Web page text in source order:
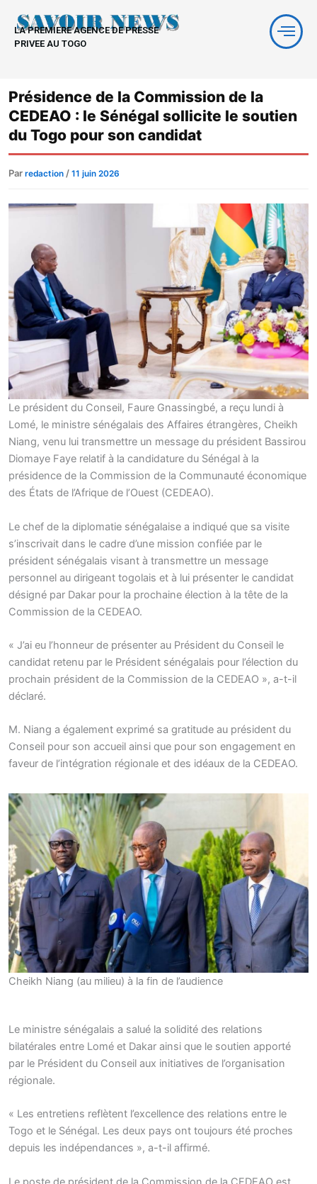
contenu
LA PREMIERE AGENCE DE PRESSE
PRIVEE AU TOGO
Présidence de la Commission de la
CEDEAO : le Sénégal sollicite le soutien
du Togo pour son candidat
Par redaction / 11 juin 2026
Le président du Conseil, Faure Gnassingbé, a reçu lundi à
Lomé, le ministre sénégalais des Affaires étrangères, Cheikh
Niang, venu lui transmettre un message du président Bassirou
Diomaye Faye relatif à la candidature du Sénégal à la
présidence de la Commission de la Communauté économique
des États de l’Afrique de l’Ouest (CEDEAO).
Le chef de la diplomatie sénégalaise a indiqué que sa visite
s’inscrivait dans le cadre d’une mission confiée par le
président sénégalais visant à transmettre un message
personnel au dirigeant togolais et à lui présenter le candidat
désigné par Dakar pour la prochaine élection à la tête de la
Commission de la CEDEAO.
« J’ai eu l’honneur de présenter au Président du Conseil le
candidat retenu par le Président sénégalais pour l’élection du
prochain président de la Commission de la CEDEAO », a-t-il
déclaré.
M. Niang a également exprimé sa gratitude au président du
Conseil pour son accueil ainsi que pour son engagement en
faveur de l’intégration régionale et des idéaux de la CEDEAO.
Cheikh Niang (au milieu) à la fin de l’audience
Le ministre sénégalais a salué la solidité des relations
bilatérales entre Lomé et Dakar ainsi que le soutien apporté
par le Président du Conseil aux initiatives de l’organisation
régionale.
« Les entretiens reflètent l’excellence des relations entre le
Togo et le Sénégal. Les deux pays ont toujours été proches
depuis les indépendances », a-t-il affirmé.